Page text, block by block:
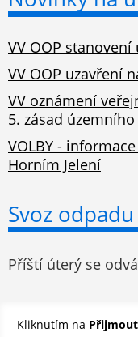
VV OOP
VV OOP uzavření
VV oznámení
5. zásad
VOLBY -
Horním Jelení
Svoz odpadu
Příští úterý se
Odběr
Kliknutím na